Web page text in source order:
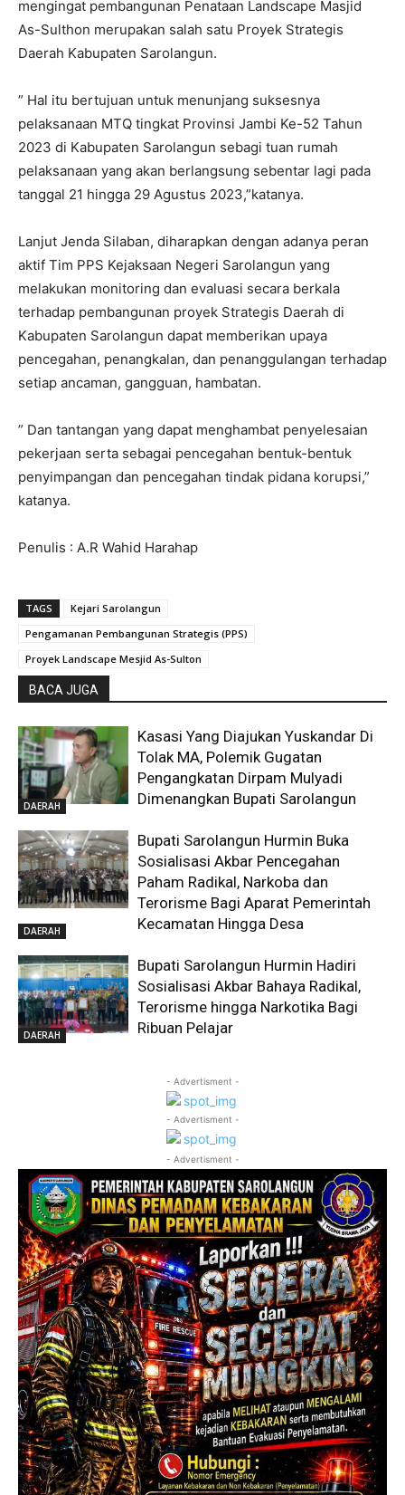
mengingat pembangunan Penataan Landscape Masjid
As-Sulthon merupakan salah satu Proyek Strategis
Daerah Kabupaten Sarolangun.
” Hal itu bertujuan untuk menunjang suksesnya
pelaksanaan MTQ tingkat Provinsi Jambi Ke-52 Tahun
2023 di Kabupaten Sarolangun sebagi tuan rumah
pelaksanaan yang akan berlangsung sebentar lagi pada
tanggal 21 hingga 29 Agustus 2023,”katanya.
Lanjut Jenda Silaban, diharapkan dengan adanya peran
aktif Tim PPS Kejaksaan Negeri Sarolangun yang
melakukan monitoring dan evaluasi secara berkala
terhadap pembangunan proyek Strategis Daerah di
Kabupaten Sarolangun dapat memberikan upaya
pencegahan, penangkalan, dan penanggulangan terhadap
setiap ancaman, gangguan, hambatan.
” Dan tantangan yang dapat menghambat penyelesaian
pekerjaan serta sebagai pencegahan bentuk-bentuk
penyimpangan dan pencegahan tindak pidana korupsi,”
katanya.
Penulis : A.R Wahid Harahap
TAGS
Kejari Sarolangun
Pengamanan Pembangunan Strategis (PPS)
Proyek Landscape Mesjid As-Sulton
BACA JUGA
DAERAH
Kasasi Yang Diajukan Yuskandar Di
Tolak MA, Polemik Gugatan
Pengangkatan Dirpam Mulyadi
Dimenangkan Bupati Sarolangun
DAERAH
Bupati Sarolangun Hurmin Buka
Sosialisasi Akbar Pencegahan
Paham Radikal, Narkoba dan
Terorisme Bagi Aparat Pemerintah
Kecamatan Hingga Desa
DAERAH
Bupati Sarolangun Hurmin Hadiri
Sosialisasi Akbar Bahaya Radikal,
Terorisme hingga Narkotika Bagi
Ribuan Pelajar
- Advertisment -
- Advertisment -
- Advertisment -